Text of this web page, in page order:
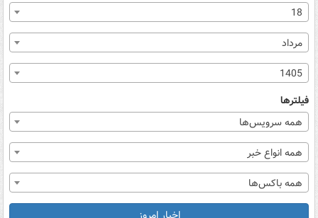
18
مرداد
1405
فیلترها
همه سرویس‌ها
همه انواع خبر
همه باکس‌ها
اخبار امروز